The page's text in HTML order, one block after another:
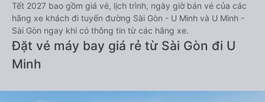
Tết 2027 bao gồm giá vé, lịch trình, ngày giờ bán vé của các
hãng xe khách đi tuyến đường Sài Gòn - U Minh và U Minh -
Sài Gòn ngay khi có thông tin từ các hãng xe.
Đặt vé máy bay giá rẻ từ Sài Gòn đi U
Minh